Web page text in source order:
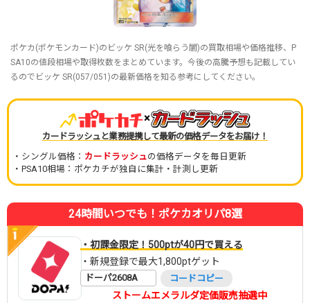
ポケカ(ポケモンカード)のビッケ SR(光を喰らう闇)の買取相場や価格推移、P
SA10の値段相場や取得枚数をまとめています。今後の高騰予想も記載してい
るのでビッケ SR(057/051)の最新価格を知る参考にしてください。
×
カードラッシュと業務提携して最新の価格データをお届け！
・シングル価格： カードラッシュの価格データを毎日更新
・PSA10相場：ポケカチが独自に集計・計測し更新
24時間いつでも！ポケカオリパ8選
・初課金限定！500ptが40円で買える
・新規登録で最大1,800ptゲット
ドーパ2608A コードコピー
ストームエメラルダ定価販売抽選中